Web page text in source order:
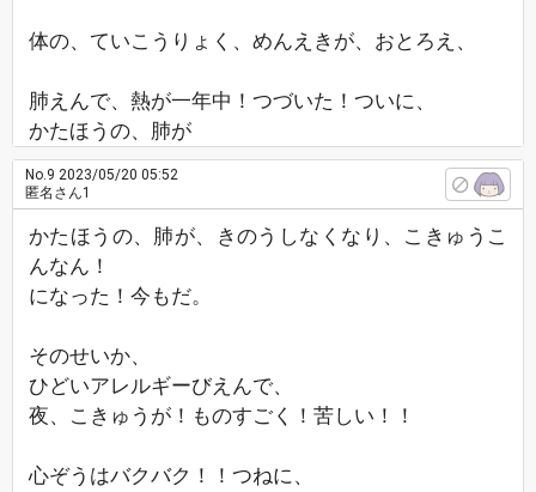
体の、ていこうりょく、めんえきが、おとろえ、
肺えんで、熱が一年中！つづいた！ついに、
かたほうの、肺が
No.9 2023/05/20 05:52
匿名さん1
かたほうの、肺が、きのうしなくなり、こきゅうこ
んなん！
になった！今もだ。
そのせいか、
ひどいアレルギーびえんで、
夜、こきゅうが！ものすごく！苦しい！！
心ぞうはバクバク！！つねに、